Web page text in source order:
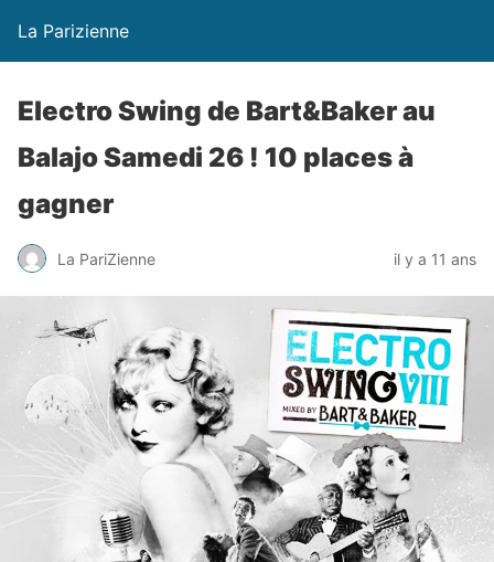
La Parizienne
Electro Swing de Bart&Baker au
Balajo Samedi 26 ! 10 places à
gagner
La PariZienne il y a 11 ans